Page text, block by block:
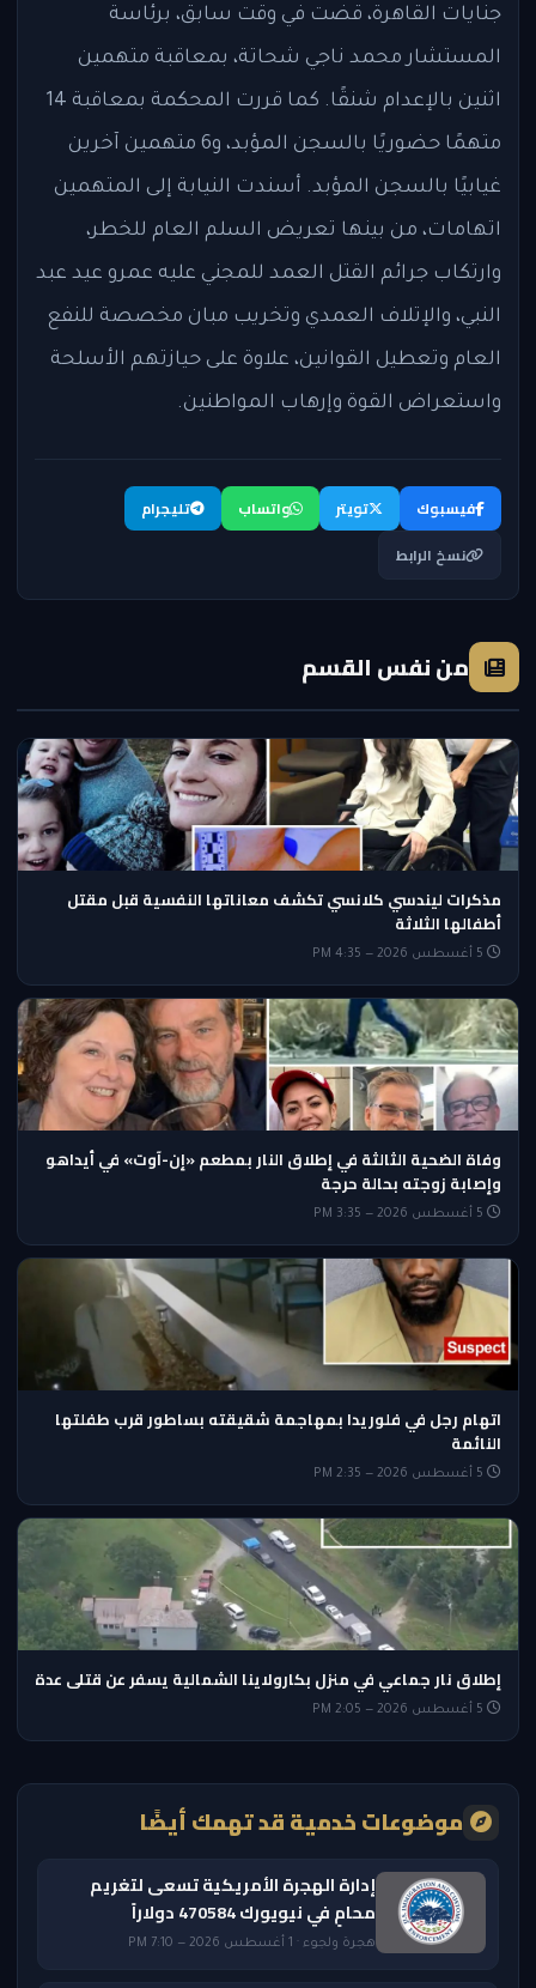
جنايات القاهرة، قضت في وقت سابق، برئاسة
المستشار محمد ناجي شحاتة، بمعاقبة متهمين
اثنين بالإعدام شنقًا. كما قررت المحكمة بمعاقبة 14
متهمًا حضوريًا بالسجن المؤبد، و6 متهمين آخرين
غيابيًا بالسجن المؤبد. أسندت النيابة إلى المتهمين
اتهامات، من بينها تعريض السلم العام للخطر،
وارتكاب جرائم القتل العمد للمجني عليه عمرو عيد عبد
النبي، والإتلاف العمدي وتخريب مبان مخصصة للنفع
العام وتعطيل القوانين، علاوة على حيازتهم الأسلحة
واستعراض القوة وإرهاب المواطنين.
فيسبوك تويتر واتساب
تليجرام
نسخ الرابط
من نفس القسم
مذكرات ليندسي كلانسي تكشف معاناتها النفسية قبل مقتل
أطفالها الثلاثة
وفاة الضحية الثالثة في إطلاق النار بمطعم «إن-آوت» في أيداهو
وإصابة زوجته بحالة حرجة
اتهام رجل في فلوريدا بمهاجمة شقيقته بساطور قرب طفلتها
النائمة
إطلاق نار جماعي في منزل بكارولاينا الشمالية يسفر عن قتلى عدة
موضوعات خدمية قد تهمك أيضًا
إدارة الهجرة الأمريكية تسعى لتغريم
محامٍ في نيويورك 470584 دولاراً
هجرة ولجوء · 1 أغسطس 2026 — 7:10 PM